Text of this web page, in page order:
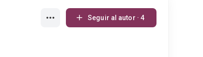
Seguir al autor · 4